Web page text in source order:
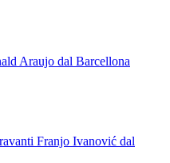
Araujo dal Barcellona
Franjo Ivanović dal